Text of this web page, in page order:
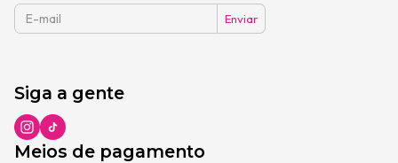
Siga a gente
Meios de pagamento